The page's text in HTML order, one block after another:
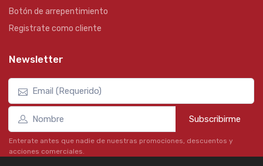
Botón de arrepentimiento
Registrate como cliente
Newsletter
Subscribirme
Enterate antes que nadie de nuestras promociones, descuentos y
acciones comerciales.